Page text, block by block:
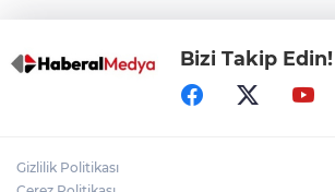
Bizi Takip Edin!
Gizlilik Politikası